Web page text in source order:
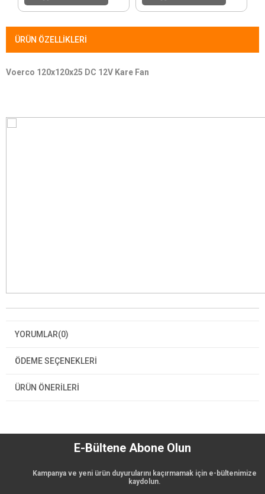
ÜRÜN ÖZELLIKLERI
Voerco 120x120x25 DC 12V Kare Fan
YORUMLAR(0)
ÖDEME SEÇENEKLERI
ÜRÜN ÖNERILERI
E-Bültene Abone Olun
Kampanya ve yeni ürün duyurularını kaçırmamak için e-bültenimize
kaydolun.